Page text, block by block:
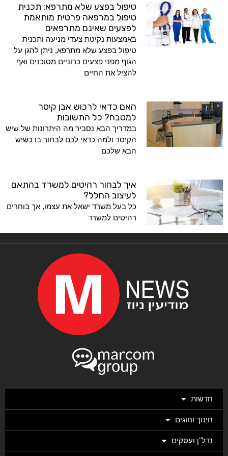
טיפול בפצע שלא מתרפא: תכנית
טיפול במרפאה פרטית מותאמת
לפצעים שאינם מתרפאים
באמצעות נקיטת צעדי מניעה ותכנית
טיפול בפצע שלא מתרפא, ניתן להגן על
הגוף מפני פצעים כרוניים מסוכנים ואף
להציל את החיים
האם כדאי לרכוש אבן קיסר
למטבח? כל התשובות
במדריך הבא נסביר מה היתרונות של שיש
הקיסר ולמה כדאי לכם לבחור בו כשיש
הבא שלכם
איך לבחור רהיטים למשרד בהתאם
לעיצוב החלל?
כל בעל משרד ישאל את עצמו, אך בוחרים
רהיטים למשרד
חדשות
חינוך וחוגים
נדל"ן ועסקים